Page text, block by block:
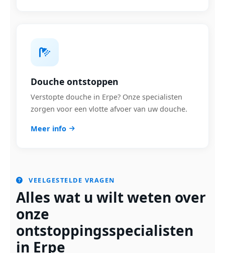
Douche ontstoppen
Verstopte douche in Erpe? Onze specialisten
zorgen voor een vlotte afvoer van uw douche.
Meer info
VEELGESTELDE VRAGEN
Alles wat u wilt weten over
onze
ontstoppingsspecialisten
in Erpe